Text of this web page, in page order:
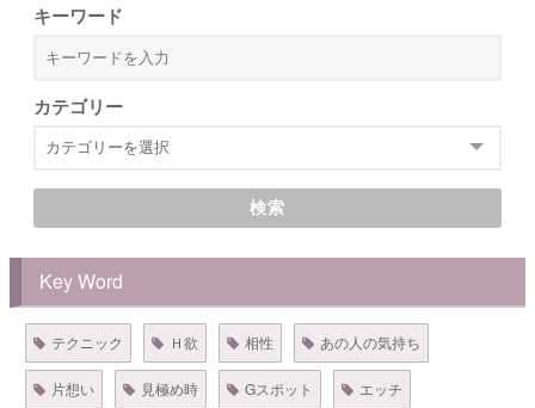
キーワード
カテゴリー
検索
Key Word
テクニック Ｈ欲 相性 あの人の気持ち
片想い 見極め時 Gスポット エッチ